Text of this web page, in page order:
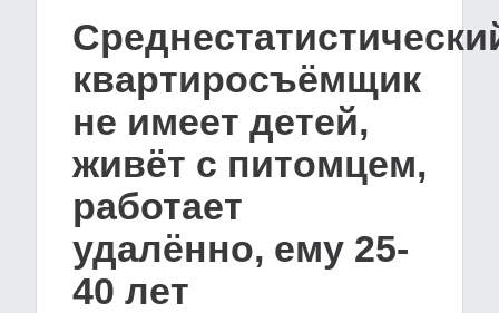
квартиросъёмщик
не имеет детей,
живёт с питомцем,
работает
удалённо, ему 25-
40 лет